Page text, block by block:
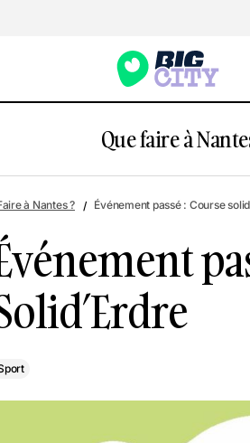
Que faire à
imaginer la Terre Sport
à Nantes ? Événement passé : Course